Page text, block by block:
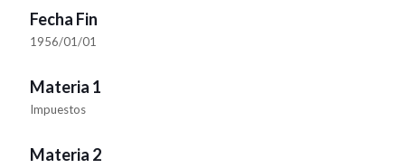
Fecha Fin
1956/01/01
Materia 1
Impuestos
Materia 2